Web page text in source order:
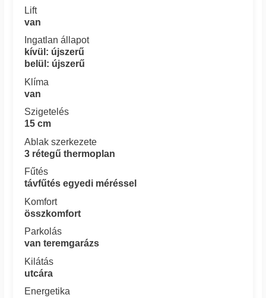
Lift
van
Ingatlan állapot
kívül: újszerű
belül: újszerű
Klíma
van
Szigetelés
15 cm
Ablak szerkezete
3 rétegű thermoplan
Fűtés
távfűtés egyedi méréssel
Komfort
összkomfort
Parkolás
van teremgarázs
Kilátás
utcára
Energetika